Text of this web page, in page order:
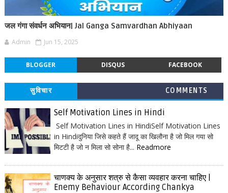
जल गंगा संवर्धन अभियान| Jal Ganga Samvardhan Abhiyaan
Admin Jun 15, 2025
BLOGGER DISQUS FACEBOOK
सुविचार COMMENTS
Self Motivation Lines in Hindi
Self Motivation Lines in HindiSelf Motivation Lines
in Hindiदुनिया जिसे कहते हैं जादू का खिलौना है जो मिल गया सो
मिटटी है जो न मिला सो सोना है... Readmore
चाणक्य के अनुसार शत्रु से कैसा व्यवहार करना चाहिए |
Enemy Behaviour According Chankya